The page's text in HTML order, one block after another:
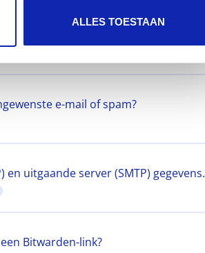
ALLES TOESTAAN
e-mail of spam?
uitgaande server (SMTP) gegevens.
Bitwarden-link?